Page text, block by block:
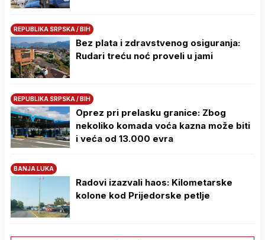
REPUBLIKA SRPSKA / BIH
Bez plata i zdravstvenog osiguranja:
Rudari treću noć proveli u jami
REPUBLIKA SRPSKA / BIH
Oprez pri prelasku granice: Zbog
nekoliko komada voća kazna može biti
i veća od 13.000 evra
BANJA LUKA
Radovi izazvali haos: Kilometarske
kolone kod Prijedorske petlje